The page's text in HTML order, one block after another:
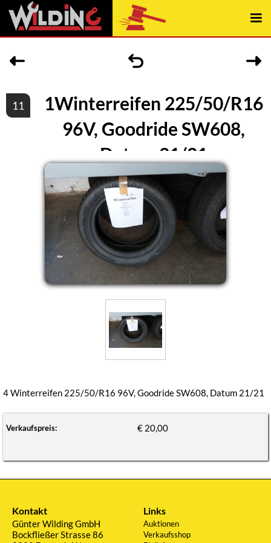
11
1Winterreifen 225/50/R16
96V, Goodride SW608,
Datum 21/21
4 Winterreifen 225/50/R16 96V, Goodride SW608, Datum 21/21
Verkaufspreis: € 20,00
Kontakt
Günter Wilding GmbH
Bockfließer Strasse 86
Links
Auktionen
Verkaufsshop